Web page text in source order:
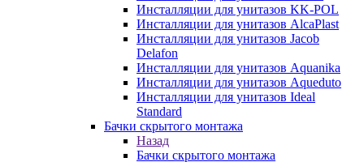
Инсталляции для унитазов KK-POL
Инсталляции для унитазов AlcaPlast
Инсталляции для унитазов Jacob
Delafon
Инсталляции для унитазов Aquanika
Инсталляции для унитазов Aqueduto
Инсталляции для унитазов Ideal
Standard
Бачки скрытого монтажа
Назад
Бачки скрытого монтажа